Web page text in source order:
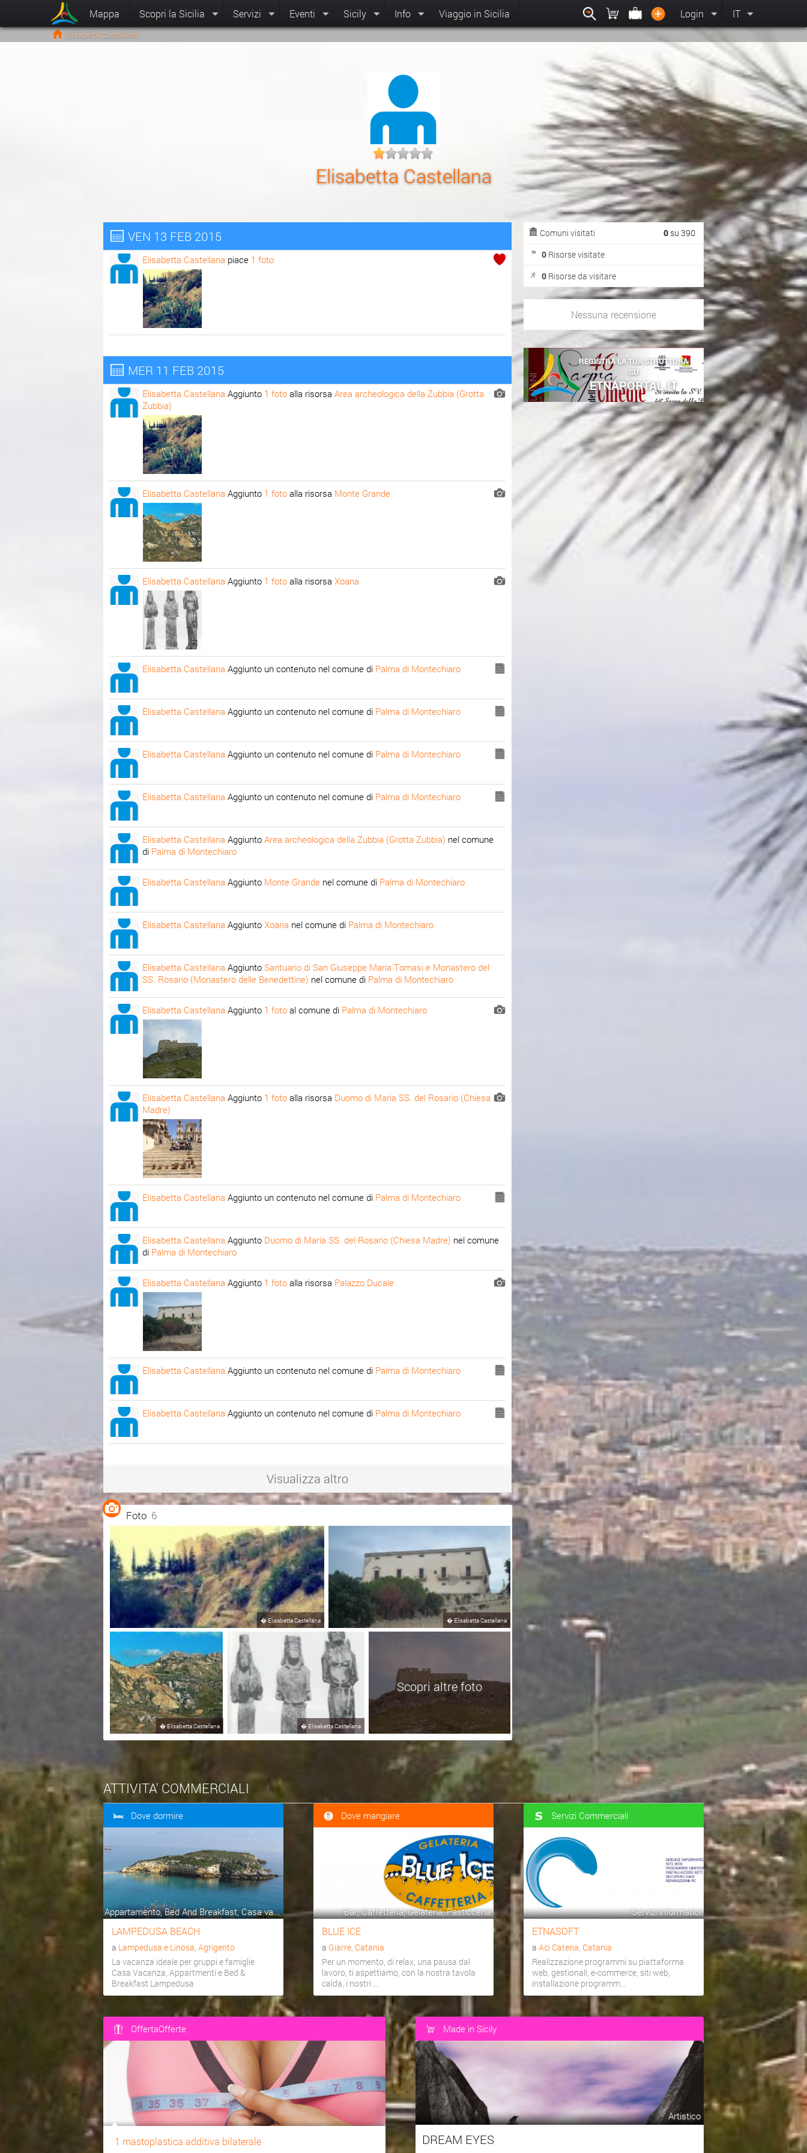
Mappa Scopri la Sicilia Servizi Eventi Sicily Info Viaggio in Sicilia Login IT
Elisabetta Castellana
Elisabetta Castellana
VEN 13 FEB 2015
Elisabetta Castellana piace 1 foto
MER 11 FEB 2015
Elisabetta Castellana Aggiunto 1 foto alla risorsa Area archeologica della Zubbia (Grotta
Zubbia)
Elisabetta Castellana Aggiunto 1 foto alla risorsa Monte Grande
Elisabetta Castellana Aggiunto 1 foto alla risorsa Xoana
Elisabetta Castellana Aggiunto un contenuto nel comune di Palma di Montechiaro
Elisabetta Castellana Aggiunto un contenuto nel comune di Palma di Montechiaro
Elisabetta Castellana Aggiunto un contenuto nel comune di Palma di Montechiaro
Elisabetta Castellana Aggiunto un contenuto nel comune di Palma di Montechiaro
Elisabetta Castellana Aggiunto Area archeologica della Zubbia (Grotta Zubbia) nel comune
di Palma di Montechiaro
Elisabetta Castellana Aggiunto Monte Grande nel comune di Palma di Montechiaro
Elisabetta Castellana Aggiunto Xoana nel comune di Palma di Montechiaro
Elisabetta Castellana Aggiunto Santuario di San Giuseppe Maria Tomasi e Monastero del
SS. Rosario (Monastero delle Benedettine) nel comune di Palma di Montechiaro
Elisabetta Castellana Aggiunto 1 foto al comune di Palma di Montechiaro
Elisabetta Castellana Aggiunto 1 foto alla risorsa Duomo di Maria SS. del Rosario (Chiesa
Madre)
Elisabetta Castellana Aggiunto un contenuto nel comune di Palma di Montechiaro
Elisabetta Castellana Aggiunto Duomo di Maria SS. del Rosario (Chiesa Madre) nel comune
di Palma di Montechiaro
Elisabetta Castellana Aggiunto 1 foto alla risorsa Palazzo Ducale
Elisabetta Castellana Aggiunto un contenuto nel comune di Palma di Montechiaro
Elisabetta Castellana Aggiunto un contenuto nel comune di Palma di Montechiaro
Visualizza altro
Foto 6
� Elisabetta Castellana � Elisabetta Castellana
�Elisabetta Castellana � Elisabetta Castellana
Scopri altre foto
Comuni visitati 0 su 390
0 Risorse visitate
0 Risorse da visitare
Nessuna recensione
REGISTRA LA TUA STRUTTURA
SU
ETNAPORTAL.IT
ATTIVITA' COMMERCIALI
Dove dormire
Appartamento, Bed And Breakfast, Casa va...
LAMPEDUSA BEACH
a Lampedusa e Linosa, Agrigento
La vacanza ideale per gruppi e famiglie
Casa Vacanza, Appartmenti e Bed &
Breakfast Lampedusa
Dove mangiare
Bar, Caffetteria, Gelateria, Pasticceria
BLUE ICE
a Giarre, Catania
Per un momento, di relax, una pausa dal
lavoro, ti aspettiamo, con la nostra tavola
calda, i nostri ...
Servizi Commerciali
Servizi informatici
ETNASOFT
a Aci Catena, Catania
Realizzazione programmi su piattaforma
web, gestionali, e-commerce, siti web,
installazione programm...
OffertaOfferte
1 mastoplastica additiva bilaterale
Made in Sicily
Artistico
DREAM EYES